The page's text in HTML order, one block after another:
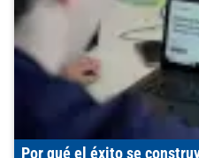
Por qué el éxito se